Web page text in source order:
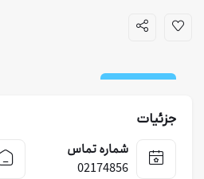
کارخانه و خدمات
جزئیات
شماره تماس
02174856